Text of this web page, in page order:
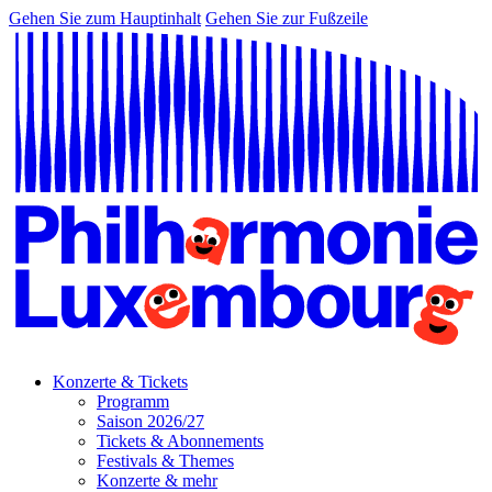
Gehen Sie zum Hauptinhalt Gehen Sie zur Fußzeile
Konzerte & Tickets
Programm
Saison 2026/27
Tickets & Abonnements
Festivals & Themes
Konzerte & mehr